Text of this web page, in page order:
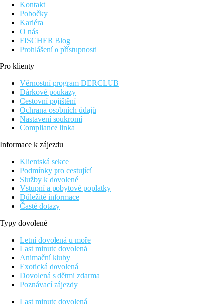
Kontakt
Pobočky
Kariéra
O nás
FISCHER Blog
Prohlášení o přístupnosti
Pro klienty
Věrnostní program DERCLUB
Dárkové poukazy
Cestovní pojištění
Ochrana osobních údajů
Nastavení soukromí
Compliance linka
Informace k zájezdu
Klientská sekce
Podmínky pro cestující
Služby k dovolené
Vstupní a pobytové poplatky
Důležité informace
Časté dotazy
Typy dovolené
Letní dovolená u moře
Last minute dovolená
Animační kluby
Exotická dovolená
Dovolená s dětmi zdarma
Poznávací zájezdy
Last minute dovolená